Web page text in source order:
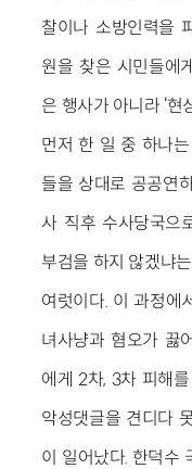
찰이나 소방인력을
원을 찾은 시민들에
은 행사가 아니라 ‘현
먼저 한 일 중 하나
들을 상대로 공공연
사 직후 수사당국으
부검을 하지 않겠냐
여럿이다. 이 과정에
녀사냥과 혐오가 끓
에게 2차, 3차 피해
악성댓글을 견디다
이 일어났다. 한덕수